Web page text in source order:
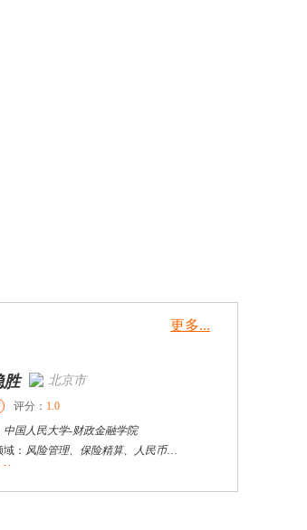
更多...
张千帆 哈尔滨市
博导 评分：
学校：哈尔滨工业大学-电气工程及自动化学院
研究领域：电气工程，新能源汽车驱动和充电
立即咨询
姜** 广州市